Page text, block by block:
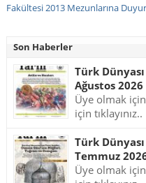
Fakültesi 2013 Mezunlarına
Son Haberler
Türk
Ağustos 2026
Üye olmak
için tıklayınız..
Türk
Temmuz
Üye olmak